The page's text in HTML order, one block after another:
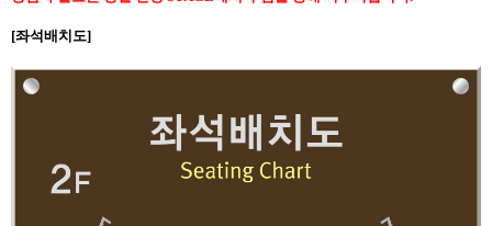
[좌석배치도]